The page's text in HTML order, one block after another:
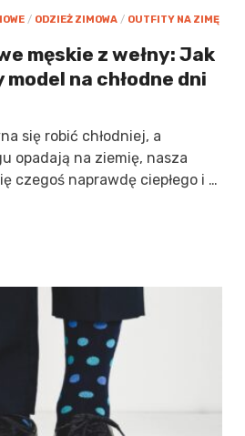
/ ODZIEŻ ZIMOWA / OUTFITY NA ZIMĘ
męskie z wełny: Jak
na chłodne dni
się robić chłodniej, a
opadają na ziemię, nasza
czegoś naprawdę ciepłego i …